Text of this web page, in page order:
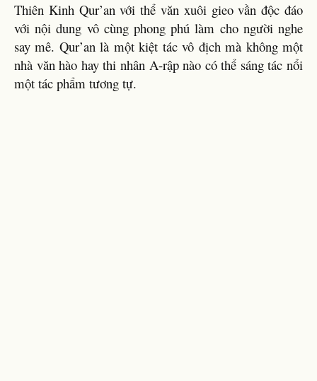
Thiên Kinh Qur’an với thể văn xuôi gieo vần độc đáo
với nội dung vô cùng phong phú làm cho người nghe
say mê. Qur’an là một kiệt tác vô địch mà không một
nhà văn hào hay thi nhân A-rập nào có thể sáng tác nổi
một tác phẩm tương tự.